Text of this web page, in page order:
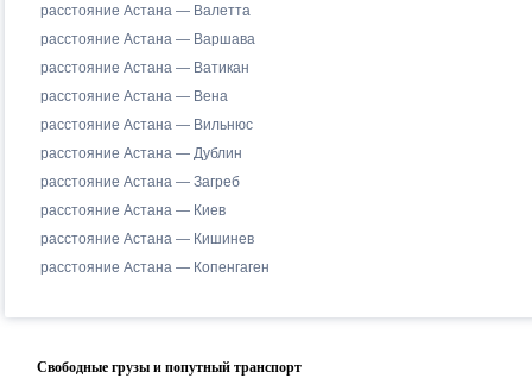
расстояние Астана — Валетта
расстояние Астана — Варшава
расстояние Астана — Ватикан
расстояние Астана — Вена
расстояние Астана — Вильнюс
расстояние Астана — Дублин
расстояние Астана — Загреб
расстояние Астана — Киев
расстояние Астана — Кишинев
расстояние Астана — Копенгаген
Свободные грузы и попутный транспорт